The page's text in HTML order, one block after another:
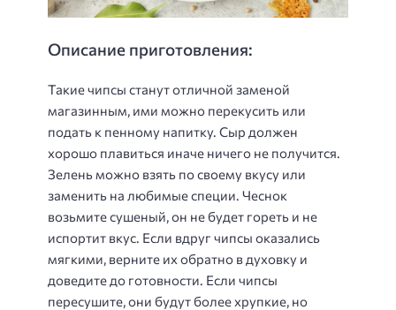
Описание приготовления:
Такие чипсы станут отличной заменой
магазинным, ими можно перекусить или
подать к пенному напитку. Сыр должен
хорошо плавиться иначе ничего не получится.
Зелень можно взять по своему вкусу или
заменить на любимые специи. Чеснок
возьмите сушеный, он не будет гореть и не
испортит вкус. Если вдруг чипсы оказались
мягкими, верните их обратно в духовку и
доведите до готовности. Если чипсы
пересушите, они будут более хрупкие, но